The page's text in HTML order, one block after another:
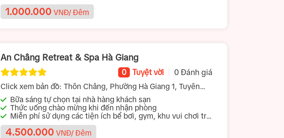
1.000.000 VNĐ/ Đêm
An Châng Retreat & Spa Hà Giang
0 Tuyệt vời
0 Đánh giá
Click xem bản đồ: Thôn Châng, Phường Hà Giang 1, Tuyên
Quang, Việt Nam
Bữa sáng tự chọn tại nhà hàng khách sạn
Thức uống chào mừng khi đến nhận phòng
Miễn phí sử dụng các tiện ích bể bơi, gym, khu vui chơi trẻ
em trong nhà
4.500.000 VNĐ/ Đêm